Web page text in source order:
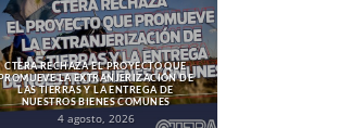
CTERA RECHAZA EL PROYECTO QUE
LA EXTRANJERIZACIÓN DE
LAS TIERRAS Y LA ENTREGA DE
NUESTROS BIENES COMUNES
4 agosto, 2026